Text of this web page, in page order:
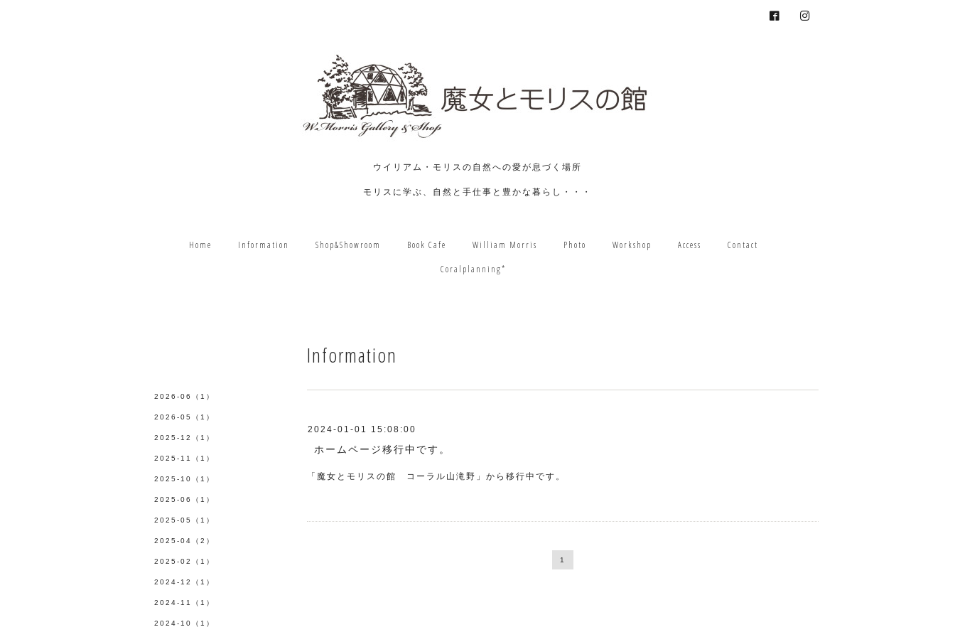
ウイリアム・モリスの自然への愛が息づく場所
モリスに学ぶ、自然と手仕事と豊かな暮らし・・・
Home Information Shop&Showroom Book Cafe William Morris Photo Workshop Access
Contact
Coralplanning*
Information
2024-01-01 15:08:00
ホームページ移行中です。
「魔女とモリスの館 コーラル山滝野」から移行中です。
1
2026-06（1）
2026-05（1）
2025-12（1）
2025-11（1）
2025-10（1）
2025-06（1）
2025-05（1）
2025-04（2）
2025-02（1）
2024-12（1）
2024-11（1）
2024-10（1）